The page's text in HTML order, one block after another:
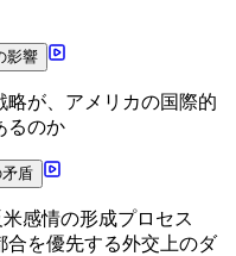
影響
が、アメリカの国際的
るのか
盾
感情の形成プロセス
合を優先する外交上のダ